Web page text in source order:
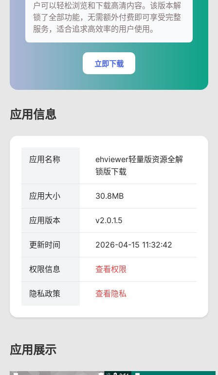
户可以轻松浏览和下载高清内容。该版本解
锁了全部功能，无需额外付费即可享受完整
服务，适合追求高效率的用户使用。
立即下载
应用信息
应用名称
ehviewer轻量版资源全解
锁版下载
应用大小 30.8MB
应用版本 v2.0.1.5
更新时间 2026-04-15 11:32:42
权限信息 查看权限
隐私政策 查看隐私
应用展示